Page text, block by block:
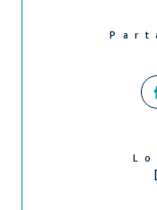
en immobilier,
sous le